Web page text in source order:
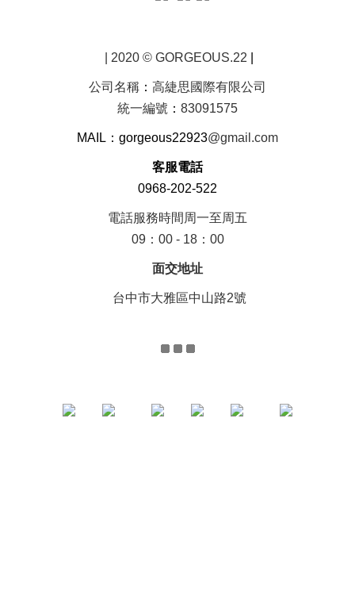
| 2020 © GORGEOUS.22
公司名稱 ： 高緁思國際有限公司
統一編號 ： 83091575
MAIL：gorgeous22923@gmail.com
客服電話
0968-202-522
電話服務時間周一至周五
09：00 - 18：00
面交地址
台中市大雅區中山路2號